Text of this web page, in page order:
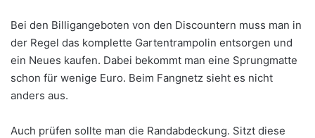
Bei den Billigangeboten von den Discountern muss man in
der Regel das komplette Gartentrampolin entsorgen und
ein Neues kaufen. Dabei bekommt man eine Sprungmatte
schon für wenige Euro. Beim Fangnetz sieht es nicht
anders aus.
Auch prüfen sollte man die Randabdeckung. Sitzt diese